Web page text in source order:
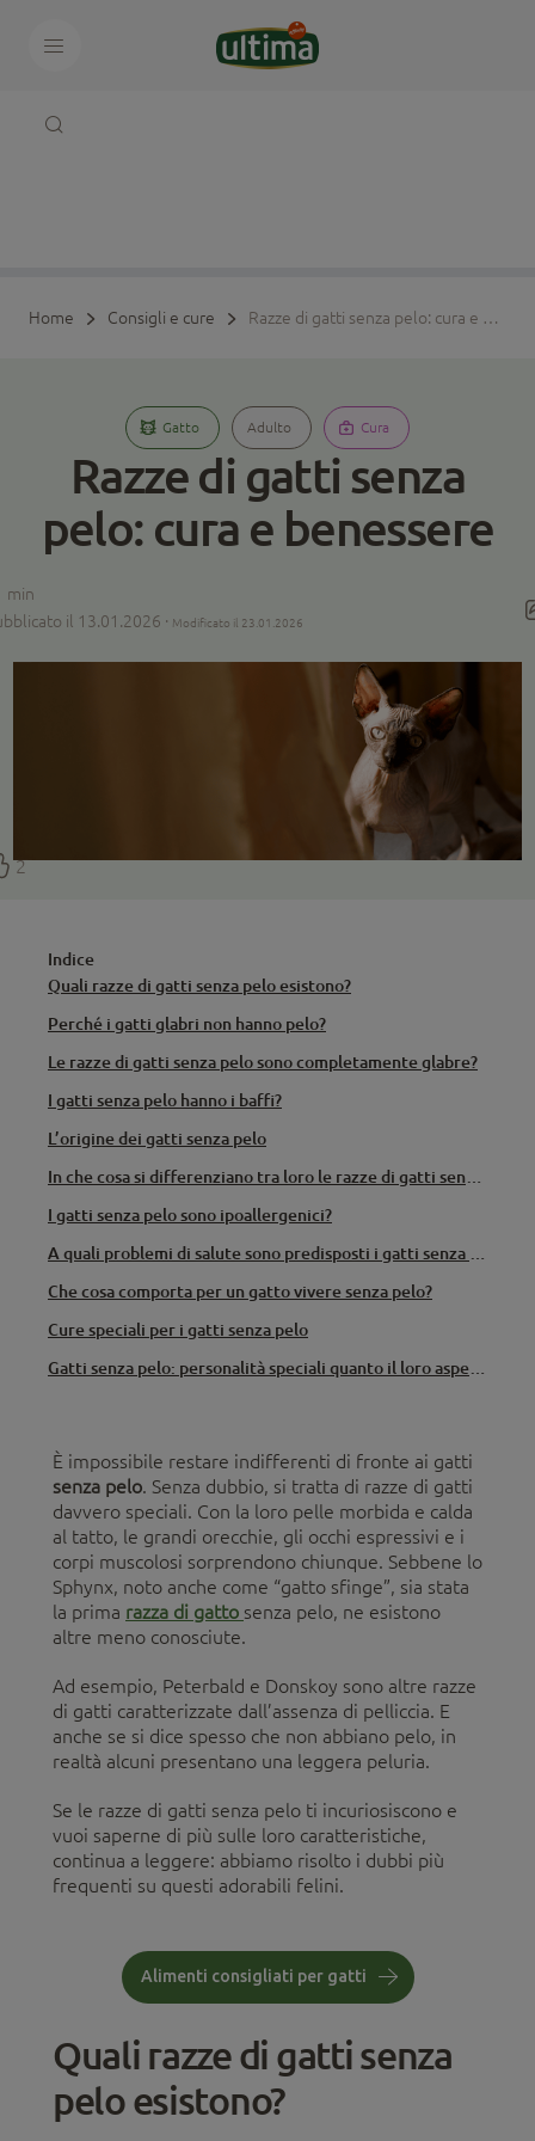
Home Consigli e cure Razze di gatti senza pelo: cura e benessere
Gatto Adulto Cura
Razze di gatti senza
pelo: cura e benessere
min
il 13.01.2026 · Modificato il 23.01.2026
2
Indice
Quali razze di gatti senza pelo esistono?
Perché i gatti glabri non hanno pelo?
Le razze di gatti senza pelo sono completamente glabre?
I gatti senza pelo hanno i baffi?
L’origine dei gatti senza pelo
I gatti senza pelo sono ipoallergenici?
Che cosa comporta per un gatto vivere senza pelo?
Cure speciali per i gatti senza pelo
È impossibile restare indifferenti di fronte ai gatti
senza pelo . Senza dubbio, si tratta di razze di gatti
davvero speciali. Con la loro pelle morbida e calda
al tatto, le grandi orecchie, gli occhi espressivi e i
corpi muscolosi sorprendono chiunque. Sebbene lo
Sphynx, noto anche come “gatto sfinge”, sia stata
la prima razza di gatto senza pelo, ne esistono
altre meno conosciute.
Ad esempio, Peterbald e Donskoy sono altre razze
di gatti caratterizzate dall’assenza di pelliccia. E
anche se si dice spesso che non abbiano pelo, in
realtà alcuni presentano una leggera peluria.
Se le razze di gatti senza pelo ti incuriosiscono e
vuoi saperne di più sulle loro caratteristiche,
continua a leggere: abbiamo risolto i dubbi più
frequenti su questi adorabili felini.
Alimenti consigliati per gatti
Quali razze di gatti senza
pelo esistono?